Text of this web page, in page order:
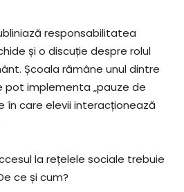
responsabilitatea
și o discuție despre rolul
Școala rămâne unul dintre
pot implementa „pauze de
în care elevii interacționează
la rețelele sociale trebuie
ce și cum?